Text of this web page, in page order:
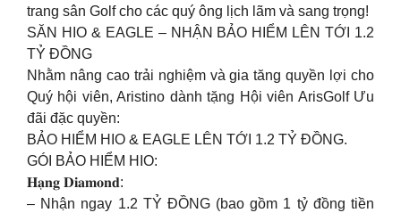
trang sân Golf cho các quý ông lịch lãm và sang trọng!
SĂN HIO & EAGLE – NHẬN BẢO HIỂM LÊN TỚI 1.2
TỶ ĐỒNG
Nhằm nâng cao trải nghiệm và gia tăng quyền lợi cho
Quý hội viên, Aristino dành tặng Hội viên ArisGolf Ưu
đãi đặc quyền:
BẢO HIỂM HIO & EAGLE LÊN TỚI 1.2 TỶ ĐỒNG.
GÓI BẢO HIỂM HIO:
𝐇𝐚̣𝐧𝐠 𝐃𝐢𝐚𝐦𝐨𝐧𝐝:
– Nhận ngay 1.2 TỶ ĐỒNG (bao gồm 1 tỷ đồng tiền